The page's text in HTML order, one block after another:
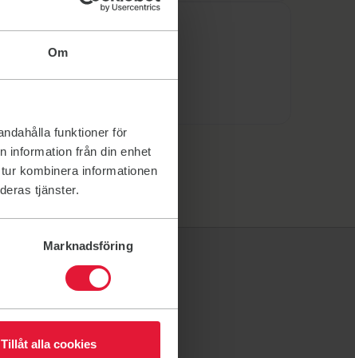
Om
funktioner för
information från din enhet
kombinera informationen
tjänster.
Marknadsföring
Tillåt alla cookies
Kontakt/Information
Instagram